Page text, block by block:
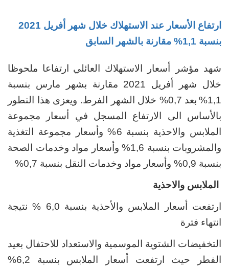
ارتفاع
الأسعار عند الاستهلاك خلال شهر أفريل 2021
بنسبة 1,1%
مقارنة بالشهر السابق
شهد مؤشر أسعار الاستهلاك العائلي
ارتفاعا ملحوظا
خلال شهر أفريل 2021 مقارنة بشهر مارس بنسبة
1,1%
بعد 0,7% خلال الشهر الفرط. ويعزى هذا التطور
بالأساس الى الارتفاع المسجل في أسعار مجموعة
الملابس والاحذية بنسبة 6% وأسعار مجموعة التغذية
والمشروبات بنسبة 1,6% وأسعار مواد وخدمات الصحة
بنسبة 0,9% وأسعار مواد وخدمات النقل بنسبة 0,7%
الملابس والاحذية
ارتفعت أسعار الملابس والأحذية بنسبة 6,0 % نتيجة
انتهاء فترة
التخفيضات الشتوية الموسمية والاستعداد للاحتفال بعيد
الفطر حيث ارتفعت أسعار الملابس بنسبة 6,2%